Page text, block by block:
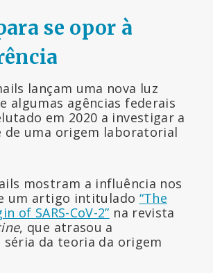
se opor à
lançam uma nova luz
algumas agências federais
em 2020 a investigar a
de uma origem laboratorial
mostram a influência nos
um artigo intitulado “The
of SARS-CoV-2” na revista
, que atrasou a
séria da teoria da origem